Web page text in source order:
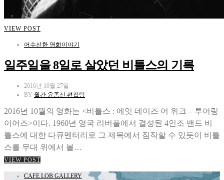
VIEW POST
어수선한 영화이야기
일주일을 8일로 살았던 비틀스의 기록
2016년 10월 27일
BY 월간 윤종신 편집팀
2016년 10월의 영화는 <비틀스 : 에잇 데이즈 어 위크 – 투어링
이어즈>이다. 1960년 영국 리버풀에서 결성된 4인조 밴드 비
틀스에 대한 다큐멘터리로 그 제목에서 짐작할 수 있듯이 비틀
스를 무대 위에서 볼…
VIEW POST
CAFE LOB GALLERY